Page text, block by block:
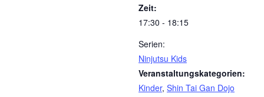
Zeit:
17:30 - 18:15
Serien:
Ninjutsu Kids
Veranstaltungskategorien:
Kinder, Shin Tai Gan Dojo